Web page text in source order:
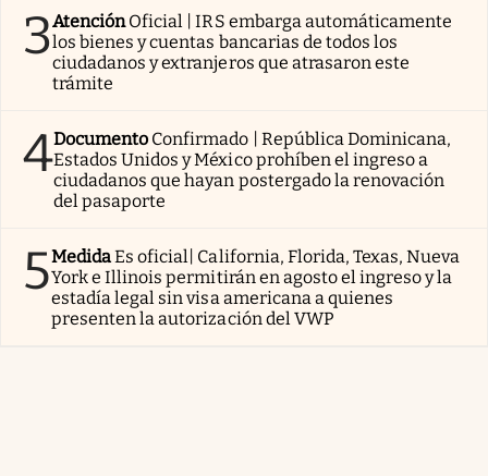
3AtenciónOficial | IRS embarga automáticamente
los bienes y cuentas bancarias de todos los
ciudadanos y extranjeros que atrasaron este
trámite
4Documento Confirmado | República Dominicana,
Estados Unidos y México prohíben el ingreso a
ciudadanos que hayan postergado la renovación
del pasaporte
5MedidaEs oficial| California, Florida, Texas, Nueva
York e Illinois permitirán en agosto el ingreso y la
estadía legal sin visa americana a quienes
presenten la autorización del VWP